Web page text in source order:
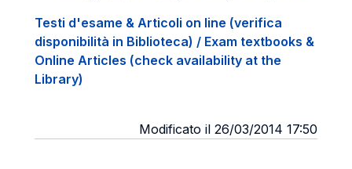
Testi d'esame & Articoli on line (verifica
disponibilità in Biblioteca) / Exam textbooks &
Online Articles (check availability at the
Library)
Modificato il 26/03/2014 17:50